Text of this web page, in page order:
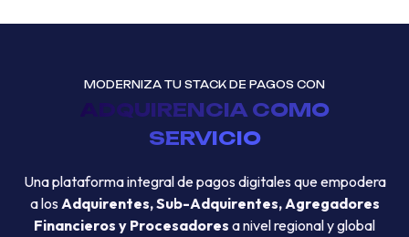
MODERNIZA TU STACK DE PAGOS CON
ADQUIRENCIA COMO
SERVICIO
Una plataforma integral de pagos digitales que empodera
a los Adquirentes, Sub-Adquirentes, Agregadores
Financieros y Procesadores a nivel regional y global